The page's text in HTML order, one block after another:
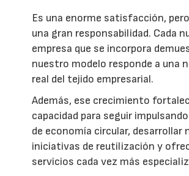
Es una enorme satisfacción,
una gran responsabilidad. Cada
empresa que se incorpora
nuestro modelo responde a una
real del tejido empresarial.
Además, ese crecimiento
capacidad para seguir
de economía circular, desarrollar
iniciativas de reutilización y
servicios cada vez más